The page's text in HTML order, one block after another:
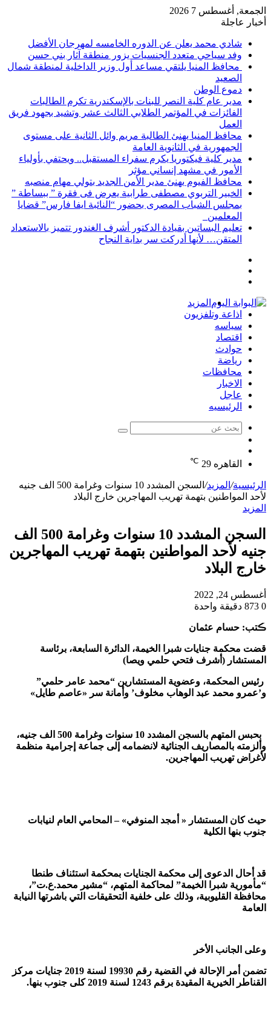
الجمعة, أغسطس 7 2026
أخبار عاجلة
شادي محمد يعلن عن الدوره الخامسه لمهرجان الأفضل
وفد سياحي متعدد الجنسيات يزور منطقة آثار بني حسن
محافظ المنيا يلتقي مساعد أول وزير الداخلية لمنطقة شمال
الصعيد
دموع الوطن
مدير عام كلية النصر للبنات بالإسكندرية تكرم الطالبات
الفائزات في المؤتمر الطلابي الثالث عشر وتشيد بجهود فريق
العمل
محافظ المنيا يهنئ الطالبة مريم وائل الثانية على مستوى
الجمهورية في الثانوية العامة
مدير كلية فيكتوريا يكرم سفراء المستقبل.. ويحتفي بأولياء
الأمور في مشهد إنساني مؤثر
محافظ الفيوم يهنئ مدير الأمن الجديد بتولي مهام منصبه
الخبير التربوي مصطفى طرابية يعرض فى فقرة ” ببساطة ”
بمجلس الشباب المصرى بحضور “النائبة ايفا فارس” قضايا
المعلمين
تعليم البساتين بقيادة الدكتور أشرف الغندور تتميز بالاستعداد
المتقن… لأنها أدركت سر بداية النجاح
المزيد
اذاعة وتلفزيون
سياسه
اقتصاد
حوادث
رياضة
محافظات
الاخبار
عاجل
الرئيسيه
بحث
عشوائي
القاهره 29
℃
الرئيسية/ المزيد/
السجن المشدد 10 سنوات وغرامة 500 الف جنيه
لأحد المواطنين بتهمة تهريب المهاجرين خارج البلاد
المزيد
السجن المشدد 10 سنوات وغرامة 500 الف
جنيه لأحد المواطنين بتهمة تهريب المهاجرين
خارج البلاد
أغسطس 24, 2022
0
دقيقة واحدة
ڪتب: حسام عثمان
قضت محكمة جنايات شبرا الخيمة، الدائرة السابعة، برئاسة
المستشار (أشرف فتحي حلمي ويصا)
رئيس المحكمة، وعضوية المستشارين “محمد عامر حلمي”
و’عمرو محمد عبد الوهاب مخلوف’ وأمانة سر «عاصم طايل»
‏ بحبس المتهم بالسجن المشدد 10 سنوات وغرامة 500 الف جنيه،
وألزمته بالمصاريف الجنائية لانضمامه إلى جماعة إجرامية منظمة
لأغراض تهريب المهاجرين.
حيث كان المستشار « أمجد المنوفي» – المحامي العام لنيابات
جنوب بنها الكلية
قد أحال الدعوى إلى محكمة الجنايات بمحكمة استئناف طنطا
“مأمورية شبرا الخيمة” لمحاكمة المتهم، “مشير محمد.ع.ت”،
محافظة القليوبية، وذلك على خلفية التحقيقات التي باشرتها النيابة
العامة
وعلى الجانب الأخر
تضمن أمر الإحالة في القضية رقم 19930 لسنة 2019 جنايات مركز
القناطر الخيرية المقيدة برقم 1243 لسنة 2019 کلی جنوب بنها.